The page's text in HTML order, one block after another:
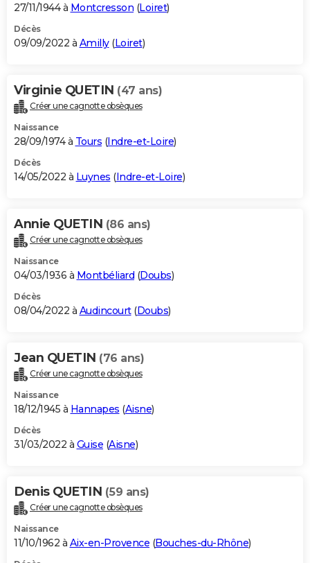
27/11/1944 à Montcresson (Loiret)
Décès
09/09/2022 à Amilly(Loiret)
Virginie QUETIN (47 ans)
Créer une cagnotte obsèques
Naissance
28/09/1974 à Tours (Indre-et-Loire)
Décès
14/05/2022 à Luynes (Indre-et-Loire)
Annie QUETIN (86 ans)
Créer une cagnotte obsèques
Naissance
04/03/1936 à Montbéliard (Doubs)
Décès
08/04/2022 à Audincourt(Doubs)
Jean QUETIN (76 ans)
Créer une cagnotte obsèques
Naissance
18/12/1945 à Hannapes (Aisne)
Décès
31/03/2022 à Guise (Aisne)
Denis QUETIN (59 ans)
Créer une cagnotte obsèques
Naissance
11/10/1962 à Aix-en-Provence (Bouches-du-Rhône)